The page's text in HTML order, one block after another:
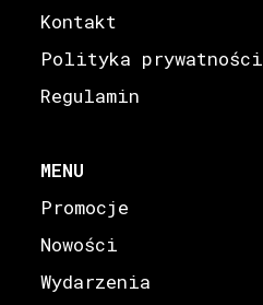
Kontakt
Polityka prywatności
Regulamin
MENU
Promocje
Nowości
Wydarzenia